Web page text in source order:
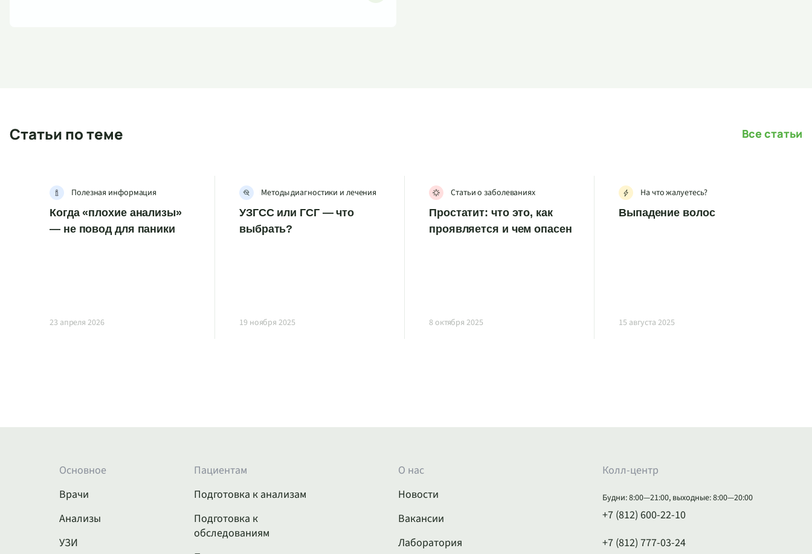
Статьи по теме Все статьи
Полезная информация
Когда «плохие анализы»
— не повод для паники
23 апреля 2026
Методы диагностики и лечения
УЗГСС или ГСГ — что
выбрать?
19 ноября 2025
Статьи о заболеваниях
Простатит: что это, как
проявляется и чем опасен
8 октября 2025
На что жалуетесь?
Выпадение волос
15 августа 2025
Основное
Врачи
Анализы
УЗИ
Пациентам
Подготовка к анализам
Подготовка к
обследованиям
О нас
Новости
Вакансии
Лаборатория
Колл-центр
Будни: 8:00—21:00, выходные: 8:00—20:00
+7 (812) 600-22-10
+7 (812) 777-03-24